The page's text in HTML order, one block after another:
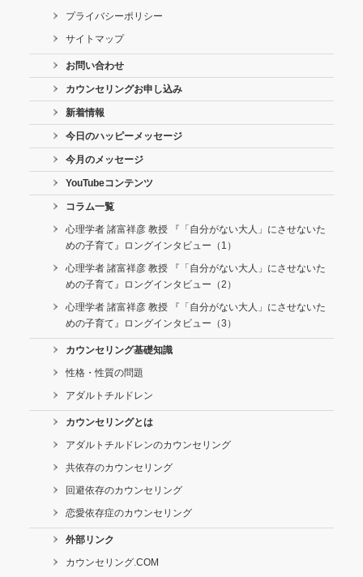
プライバシーポリシー
サイトマップ
お問い合わせ
カウンセリングお申し込み
新着情報
今日のハッピーメッセージ
今月のメッセージ
YouTubeコンテンツ
コラム一覧
心理学者 諸富祥彦 教授 『「自分がない大人」にさせないた
めの子育て』ロングインタビュー（1）
心理学者 諸富祥彦 教授 『「自分がない大人」にさせないた
めの子育て』ロングインタビュー（2）
心理学者 諸富祥彦 教授 『「自分がない大人」にさせないた
めの子育て』ロングインタビュー（3）
カウンセリング基礎知識
性格・性質の問題
アダルトチルドレン
カウンセリングとは
アダルトチルドレンのカウンセリング
共依存のカウンセリング
回避依存のカウンセリング
恋愛依存症のカウンセリング
外部リンク
カウンセリング.COM